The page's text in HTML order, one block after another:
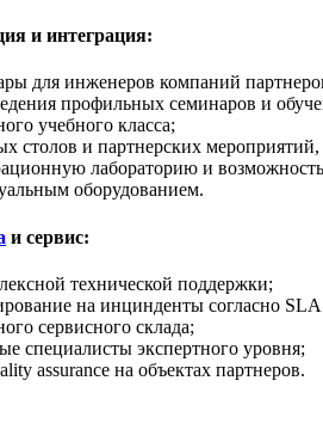
и интеграция:
для инженеров компаний
профильных семинаров и
учебного класса;
столов и партнерских
лабораторию и
оборудованием.
и сервис:
технической поддержки;
на инцинденты согласно
сервисного склада;
специалисты экспертного уровня;
assurance на объектах партнеров.